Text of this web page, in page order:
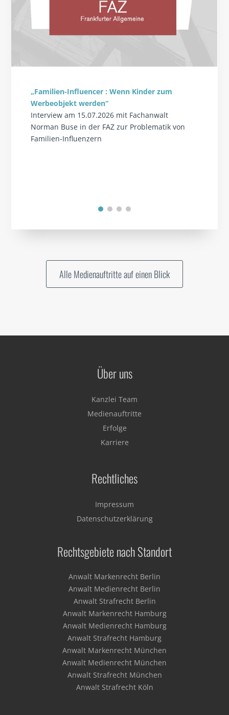
„Familien-Influencer : Wenn Kinder zum
Werbeobjekt werden“
Interview am 15.07.2026 mit Fachanwalt
Norman Buse in der FAZ zur Problematik von
Familien-Influenzern
Alle Medienauftritte auf einen Blick
Über uns
Kanzlei Team
Medienauftritte
Erfolge
Karriere
Rechtliches
Impressum
Datenschutzerklärung
Rechtsgebiete nach Standort
Anwalt Markenrecht Berlin
Anwalt Medienrecht Berlin
Anwalt Strafrecht Berlin
Anwalt Markenrecht Hamburg
Anwalt Medienrecht Hamburg
Anwalt Strafrecht Hamburg
Anwalt Markenrecht München
Anwalt Medienrecht München
Anwalt Strafrecht München
Anwalt Strafrecht Köln